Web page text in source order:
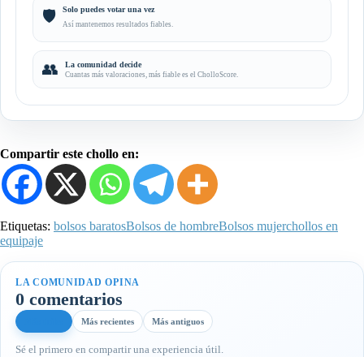
🛡️ Solo puedes votar una vez
Así mantenemos resultados fiables.
👥 La comunidad decide
Cuantas más valoraciones, más fiable es el CholloScore.
Compartir este chollo en:
Etiquetas: bolsos baratosBolsos de hombreBolsos mujerchollos en
equipaje
LA COMUNIDAD OPINA
0 comentarios
Más recientes Más antiguos
Sé el primero en compartir una experiencia útil.